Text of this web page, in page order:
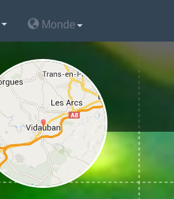
Monde
Monde